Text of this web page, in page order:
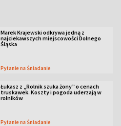
Marek Krajewski odkrywa jedną z
najciekawszych miejscowości Dolnego
Śląska
Pytanie na Śniadanie
Łukasz z „Rolnik szuka żony” o cenach
truskawek. Koszty i pogoda uderzają w
rolników
Pytanie na Śniadanie